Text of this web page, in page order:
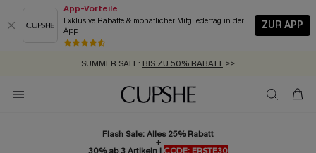
App-Vorteile
Exklusive Rabatte & monatlicher Mitgliedertag in der
App
ZUR APP
GRATIS MASSBAND MIT JEDEM SCHNELLVERSAND-ARTIKEL >>
SUMMER SALE: BIS ZU 50% RABATT >>
ZUM NEWSLETTER:BIS ZU -20% EXTRA ERHALTEN
KOSTENLOSER VERSAND AB 89 €
Flash Sale: Alles 25% Rabatt
+